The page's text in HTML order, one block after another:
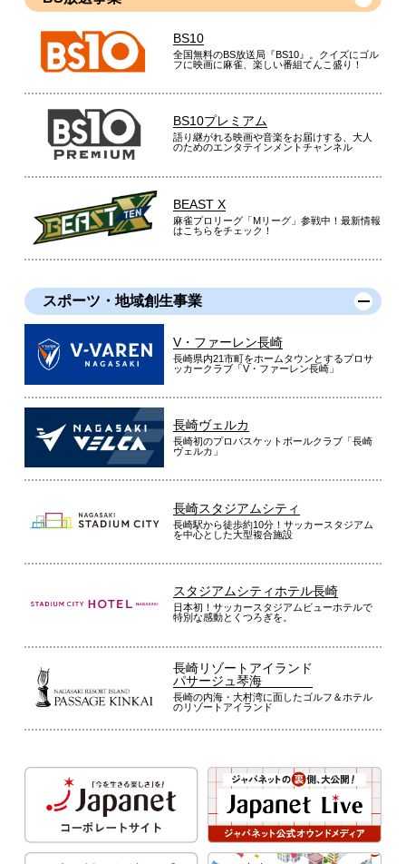
BS10
全国無料のBS放送局『BS10』。クイズにゴル
フに映画に麻雀、楽しい番組てんこ盛り！
BS10プレミアム
語り継がれる映画や音楽をお届けする、大人
のためのエンタテインメントチャンネル
BEAST X
麻雀プロリーグ「Mリーグ」参戦中！最新情報
はこちらをチェック！
スポーツ・地域創生事業
V・ファーレン長崎
長崎県内21市町をホームタウンとするプロサ
ッカークラブ「V・ファーレン長崎」
長崎ヴェルカ
長崎初のプロバスケットボールクラブ「長崎
ヴェルカ」
長崎スタジアムシティ
長崎駅から徒歩約10分！サッカースタジアム
を中心とした大型複合施設
スタジアムシティホテル長崎
日本初！サッカースタジアムビューホテルで
特別な感動とくつろぎを。
長崎リゾートアイランド
パサージュ琴海
長崎の内海・大村湾に面したゴルフ＆ホテル
のリゾートアイランド